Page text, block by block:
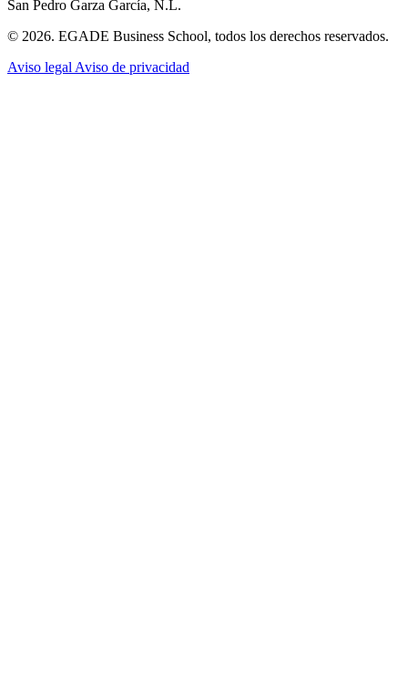
San Pedro Garza García, N.L.
© 2026. EGADE Business School, todos los derechos reservados.
Aviso legal Aviso de privacidad